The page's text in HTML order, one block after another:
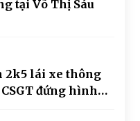
tại Võ Thị Sáu
2k5 lái xe thông
đứng hình